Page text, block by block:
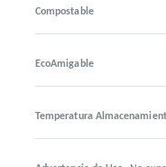
Compostable
EcoAmigable
Temperatura